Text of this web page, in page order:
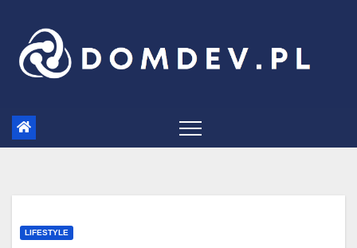
content
LIFESTYLE